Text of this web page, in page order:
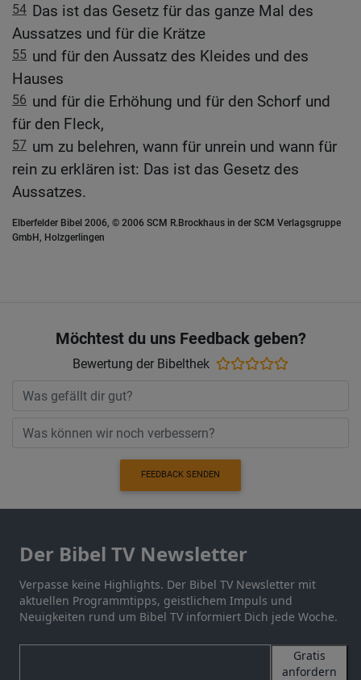
54 Das ist das Gesetz für das ganze Mal des
Aussatzes und für die Krätze
55 und für den Aussatz des Kleides und des
Hauses
56 und für die Erhöhung und für den Schorf und
für den Fleck,
57 um zu belehren, wann für unrein und wann für
rein zu erklären ist: Das ist das Gesetz des
Aussatzes.
Elberfelder Bibel 2006, © 2006 SCM R.Brockhaus in der SCM Verlagsgruppe
GmbH, Holzgerlingen
Möchtest du uns Feedback geben?
Bewertung der Bibelthek
FEEDBACK SENDEN
Der Bibel TV Newsletter
Verpasse keine Highlights. Der Bibel TV Newsletter mit
aktuellen Programmtipps, geistlichem Impuls und
Neuigkeiten rund um Bibel TV informiert Dich jede Woche.
Gratis
anfordern